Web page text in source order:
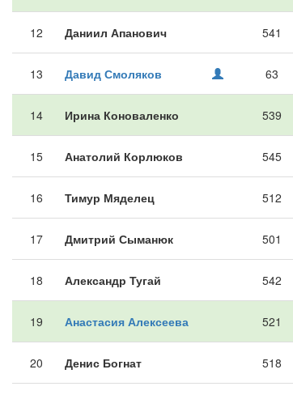
12 Даниил Апанович 541
13 Давид Смоляков 63
14 Ирина Коноваленко 539
15 Анатолий Корлюков 545
16 Тимур Мяделец 512
17 Дмитрий Сыманюк 501
18 Александр Тугай 542
19 Анастасия Алексеева 521
20 Денис Богнат 518